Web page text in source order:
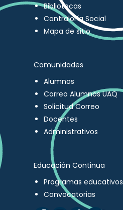
Bibliotecas
Contraloría Social
Mapa de sitio
Comunidades
Alumnos
Correo Alumnos UAQ
Solicitud Correo
Docentes
Administrativos
Educación Continua
Programas educativos
Convocatorias